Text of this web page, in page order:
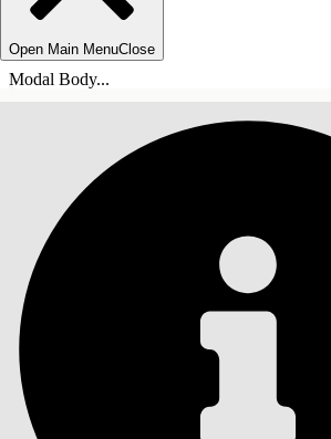
Open Main MenuClose
Modal Body...
ÍNDICE DE MATERIAS